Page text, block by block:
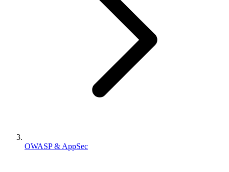
OWASP & AppSec